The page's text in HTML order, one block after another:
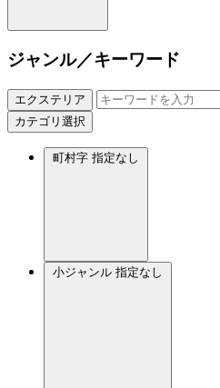
ジャンル／キーワード
エクステリア
カテゴリ選択
町村字 指定なし
小ジャンル 指定なし